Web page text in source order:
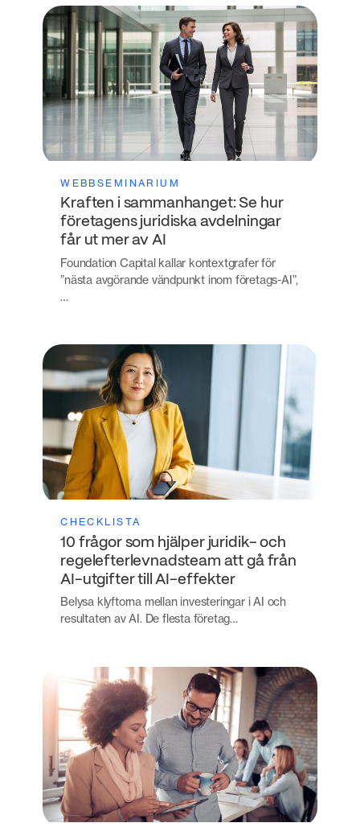
WEBBSEMINARIUM
Kraften i sammanhanget: Se hur
företagens juridiska avdelningar
får ut mer av AI
Foundation Capital kallar kontextgrafer för
”nästa avgörande vändpunkt inom företags-AI”,
…
CHECKLISTA
10 frågor som hjälper juridik- och
regelefterlevnadsteam att gå från
AI-utgifter till AI-effekter
Belysa klyftorna mellan investeringar i AI och
resultaten av AI. De flesta företag…